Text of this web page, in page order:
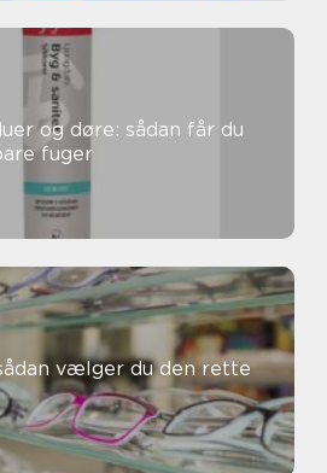
og døre: sådan får du
fuger